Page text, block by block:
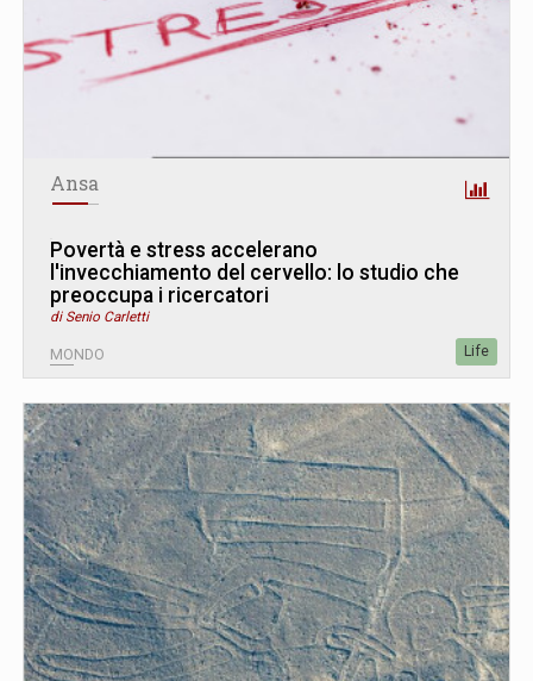
Ansa
Povertà e stress accelerano
l'invecchiamento del cervello: lo studio che
preoccupa i ricercatori
di Senio Carletti
MONDO Life